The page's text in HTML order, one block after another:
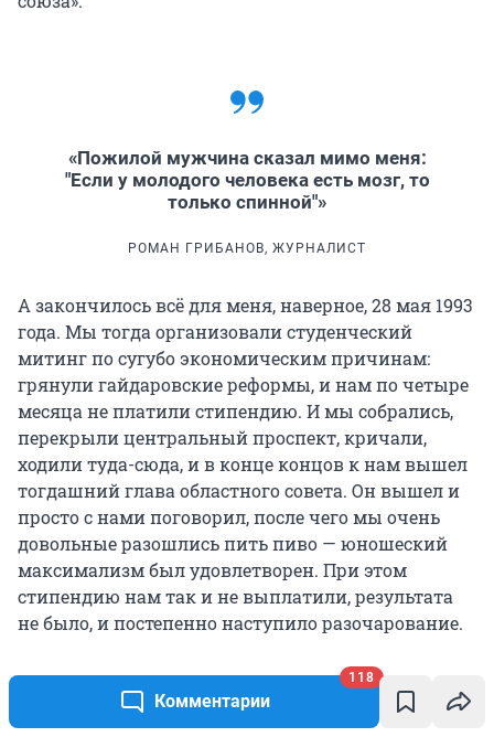
Комментарии
118
«Пожилой мужчина сказал мимо меня:
"Если у молодого человека есть мозг, то
только спинной"»
РОМАН ГРИБАНОВ, ЖУРНАЛИСТ
А закончилось всё для меня, наверное, 28 мая 1993
года. Мы тогда организовали студенческий
митинг по сугубо экономическим причинам:
грянули гайдаровские реформы, и нам по четыре
месяца не платили стипендию. И мы собрались,
перекрыли центральный проспект, кричали,
ходили туда-сюда, и в конце концов к нам вышел
тогдашний глава областного совета. Он вышел и
просто с нами поговорил, после чего мы очень
довольные разошлись пить пиво — юношеский
максимализм был удовлетворен. При этом
стипендию нам так и не выплатили, результата
не было, и постепенно наступило разочарование.